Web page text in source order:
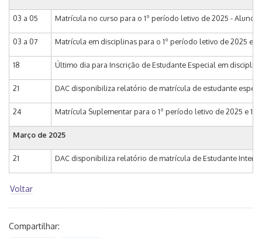
03 a 05 Matrícula no curso para o 1º período letivo de 2025 - Alunos
03 a 07 Matrícula em disciplinas para o 1º período letivo de 2025 e
18 Último dia para Inscrição de Estudante Especial em
21 DAC disponibiliza relatório de matrícula de estudante
24 Matrícula Suplementar para o 1º período letivo de 2025 e 1ª
Março de 2025
21 DAC disponibiliza relatório de matrícula de Estudante
Voltar
Compartilhar: